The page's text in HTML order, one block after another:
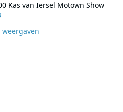
Kas van Iersel Motown Show
weergaven